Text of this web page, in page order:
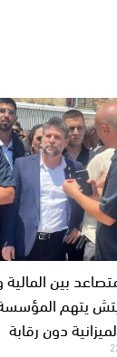
بين المالية
يتهم
دون رقابة